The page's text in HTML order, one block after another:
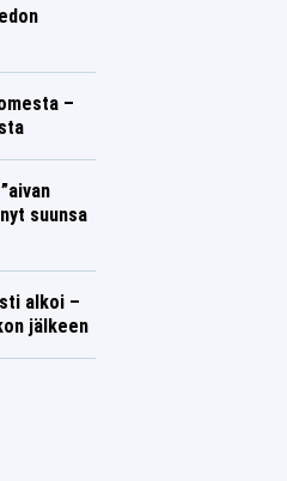
–
suunsa
alkoi –
jälkeen